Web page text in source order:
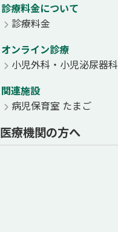
診療料金について
診療料金
オンライン診療
小児外科・小児泌尿器科
関連施設
病児保育室 たまご
医療機関の方へ